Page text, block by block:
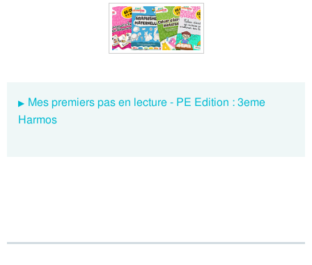
Mes premiers pas en lecture - PE Edition : 3eme
Harmos